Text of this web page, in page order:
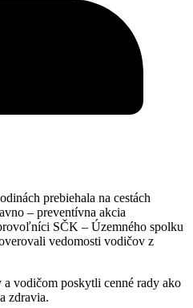
prebiehala na cestách
– preventívna akcia
SČK – Územného spolku
vedomosti vodičov z
vodičom poskytli cenné rady ako
zdravia.